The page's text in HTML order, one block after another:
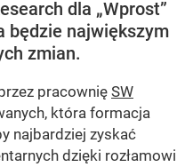
dla „Wprost”
będzie największym
zmian.
pracownię SW
która formacja
najbardziej zyskać
dzięki rozłamowi